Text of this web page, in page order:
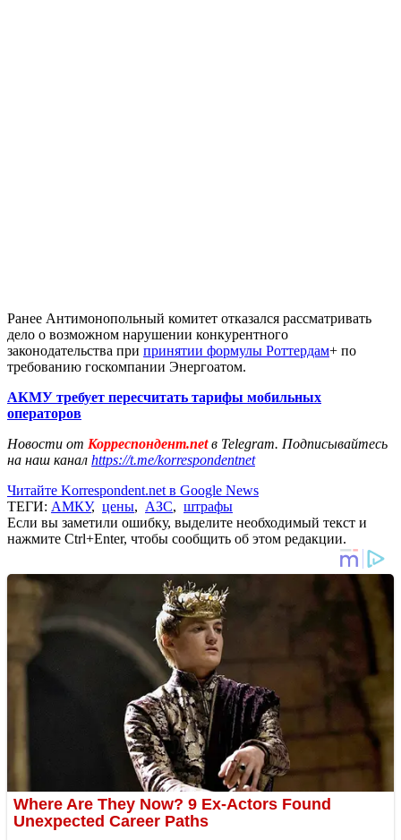
Ранее Антимонопольный комитет отказался рассматривать
дело о возможном нарушении конкурентного
законодательства при принятии формулы Роттердам+ по
требованию госкомпании Энергоатом.
АКМУ требует пересчитать тарифы мобильных
операторов
Новости от Корреспондент.netв Telegram. Подписывайтесь
на наш канал https://t.me/korrespondentnet
Читайте Korrespondent.net в Google News
ТЕГИ: АМКУ, цены, АЗС, штрафы
Если вы заметили ошибку, выделите необходимый текст и
нажмите Ctrl+Enter, чтобы сообщить об этом редакции.